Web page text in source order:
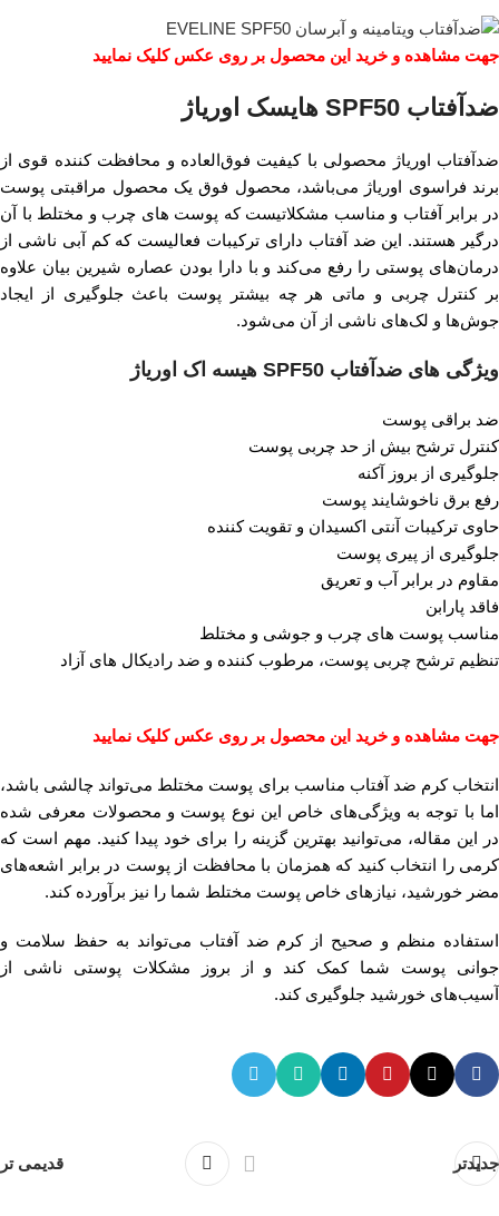
جهت مشاهده و خرید این محصول بر روی عکس کلیک نمایید
ضدآفتاب SPF50 هایسک اوریاژ
ضدآفتاب اوریاژ محصولی با کیفیت فوق‌العاده و محافظت کننده قوی از
برند فراسوی اوریاژ می‌باشد، محصول فوق یک محصول مراقبتی پوست
در برابر آفتاب و مناسب مشکلاتیست که پوست های چرب و مختلط با آن
درگیر هستند. این ضد آفتاب دارای ترکیبات فعالیست که کم آبی ناشی از
درمان‌های پوستی را رفع می‌کند و با دارا بودن عصاره شیرین بیان علاوه
بر کنترل چربی و ماتی هر چه بیشتر پوست باعث جلوگیری از ایجاد
جوش‌ها و لک‌های ناشی از آن می‌شود.
ویژگی های ضدآفتاب SPF50 هیسه اک اوریاژ
ضد براقی پوست
کنترل ترشح بیش از حد چربی پوست
جلوگیری از بروز آکنه
رفع برق ناخوشایند پوست
حاوی ترکیبات آنتی اکسیدان و تقویت کننده
جلوگیری از پیری پوست
مقاوم در برابر آب و تعریق
فاقد پارابن
مناسب پوست های چرب و جوشی و مختلط
تنظیم ترشح چربی پوست، مرطوب کننده و ضد رادیکال های آزاد
جهت مشاهده و خرید این محصول بر روی عکس کلیک نمایید
انتخاب کرم ضد آفتاب مناسب برای پوست مختلط می‌تواند چالشی باشد،
اما با توجه به ویژگی‌های خاص این نوع پوست و محصولات معرفی شده
در این مقاله، می‌توانید بهترین گزینه را برای خود پیدا کنید. مهم است که
کرمی را انتخاب کنید که همزمان با محافظت از پوست در برابر اشعه‌های
مضر خورشید، نیازهای خاص پوست مختلط شما را نیز برآورده کند.
استفاده منظم و صحیح از کرم ضد آفتاب می‌تواند به حفظ سلامت و
جوانی پوست شما کمک کند و از بروز مشکلات پوستی ناشی از
آسیب‌های خورشید جلوگیری کند.
جدیدتر قدیمی تر